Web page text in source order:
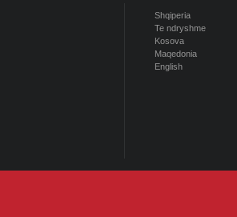
Shqiperia
Te ndryshme
Kosova
Maqedonia
English